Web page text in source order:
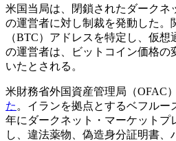
米国当局は、閉鎖されたダークネ
の運営者に対し制裁を発動した。
（BTC）アドレスを特定し、仮
の運営者は、ビットコイン価格の
いたとされる。
米財務省外国資産管理局（OFAC
た 。イランを拠点とするベフルー
年にダークネット・マーケットプ
し、違法薬物、偽造身分証明書